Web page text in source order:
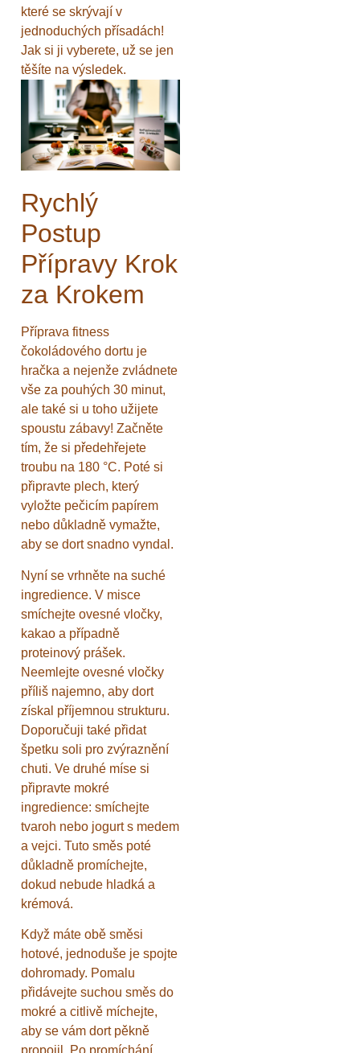
které se skrývají v
jednoduchých přísadách!
Jak si ji vyberete, už se jen
těšíte na výsledek.
Rychlý
Postup
Přípravy Krok
za Krokem
Příprava fitness
čokoládového dortu je
hračka a nejenže zvládnete
vše za pouhých 30 minut,
ale také si u toho užijete
spoustu zábavy! Začněte
tím, že si předehřejete
troubu na 180 °C. Poté si
připravte plech, který
vyložte pečicím papírem
nebo důkladně vymažte,
aby se dort snadno vyndal.
Nyní se vrhněte na suché
ingredience. V misce
smíchejte ovesné vločky,
kakao a případně
proteinový prášek.
Neemlejte ovesné vločky
příliš najemno, aby dort
získal příjemnou strukturu.
Doporučuji také přidat
špetku soli pro zvýraznění
chuti. Ve druhé míse si
připravte mokré
ingredience: smíchejte
tvaroh nebo jogurt s medem
a vejci. Tuto směs poté
důkladně promíchejte,
dokud nebude hladká a
krémová.
Když máte obě směsi
hotové, jednoduše je spojte
dohromady. Pomalu
přidávejte suchou směs do
mokré a citlivě míchejte,
aby se vám dort pěkně